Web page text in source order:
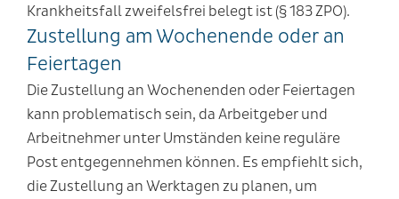
Krankheitsfall zweifelsfrei belegt ist (§ 183 ZPO).
Zustellung am Wochenende oder an
Feiertagen
Die Zustellung an Wochenenden oder Feiertagen
kann problematisch sein, da Arbeitgeber und
Arbeitnehmer unter Umständen keine reguläre
Post entgegennehmen können. Es empfiehlt sich,
die Zustellung an Werktagen zu planen, um